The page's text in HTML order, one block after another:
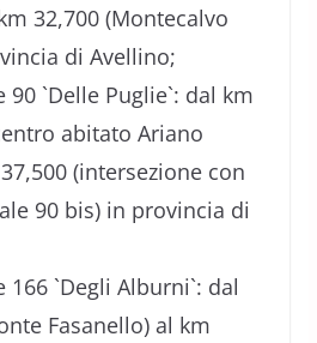
32,700 (Montecalvo
di Avellino;
90 `Delle Puglie`: dal km
abitato Ariano
(intersezione con
90 bis) in provincia di
166 `Degli Alburni`: dal
Fasanello) al km